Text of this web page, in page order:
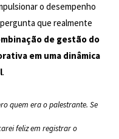
o desempenho
que realmente
de gestão do
em uma dinâmica
.
quem era o palestrante. Se
feliz em registrar o